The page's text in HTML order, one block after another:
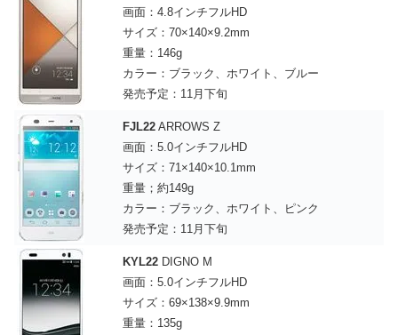
画面：4.8インチフルHD
サイズ：70×140×9.2mm
重量：146g
カラー：ブラック、ホワイト、ブルー
発売予定：11月下旬
FJL22 ARROWS Z
画面：5.0インチフルHD
サイズ：71×140×10.1mm
重量；約149g
カラー：ブラック、ホワイト、ピンク
発売予定：11月下旬
KYL22 DIGNO M
画面：5.0インチフルHD
サイズ：69×138×9.9mm
重量：135g